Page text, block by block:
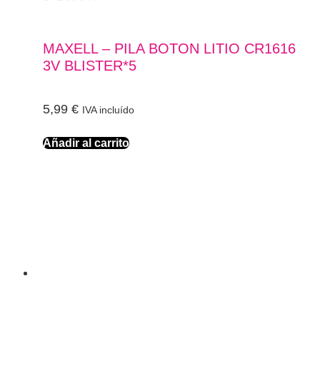
MAXELL – PILA BOTON LITIO CR1616
3V BLISTER*5
5,99 € IVA incluído
Añadir al carrito